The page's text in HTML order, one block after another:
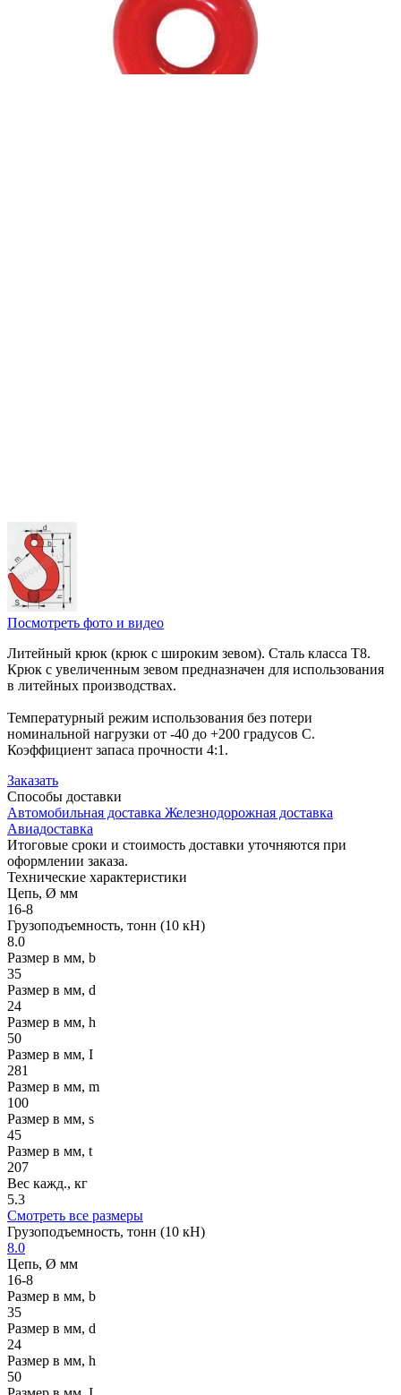
Посмотреть фото и видео
Литейный крюк (крюк с широким зевом). Сталь класса Т8.
Крюк с увеличенным зевом предназначен для использования
в литейных производствах.
Температурный режим использования без потери
номинальной нагрузки от -40 до +200 градусов С.
Коэффициент запаса прочности 4:1.
Заказать
Способы доставки
Автомобильная доставка Железнодорожная доставка
Авиадоставка
Итоговые сроки и стоимость доставки уточняются при
оформлении заказа.
Технические характеристики
Цепь, Ø мм
16-8
Грузоподъемность, тонн (10 кН)
8.0
Размер в мм, b
35
Размер в мм, d
24
Размер в мм, h
50
Размер в мм, I
281
Размер в мм, m
100
Размер в мм, s
45
Размер в мм, t
207
Вес кажд., кг
5.3
Смотреть все размеры
Грузоподъемность, тонн (10 кН)
8.0
Цепь, Ø мм
16-8
Размер в мм, b
35
Размер в мм, d
24
Размер в мм, h
50